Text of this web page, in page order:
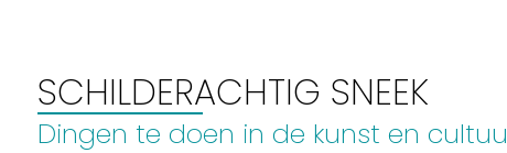
Praktische informatie
Toeristische informatie
Watersport
Overnachten
SCHILDERACHTIG SNEEK
Dingen te doen in de kunst en